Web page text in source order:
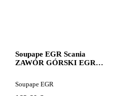
Soupape EGR Scania
ZAWÓR GÓRSKI EGR
Soupape EGR